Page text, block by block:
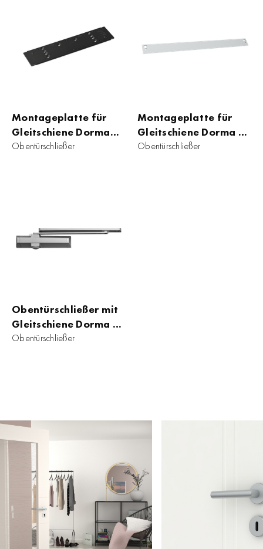
Montageplatte für
Gleitschiene Dorma
TS93 B
Obentürschließer
Montageplatte für
Gleitschiene Dorma TS
90 Impuls&nbsp;EN
Obentürschließer
Obentürschließer mit
Gleitschiene Dorma TS
90 Impuls EN 3/4
Obentürschließer